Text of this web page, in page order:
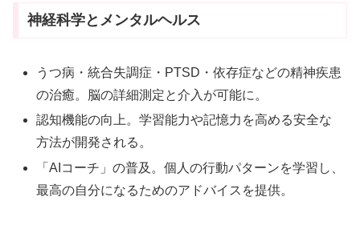
神経科学とメンタルヘルス
うつ病・統合失調症・PTSD・依存症などの精神疾患
の治癒。脳の詳細測定と介入が可能に。
認知機能の向上。学習能力や記憶力を高める安全な
方法が開発される。
「AIコーチ」の普及。個人の行動パターンを学習し、
最高の自分になるためのアドバイスを提供。